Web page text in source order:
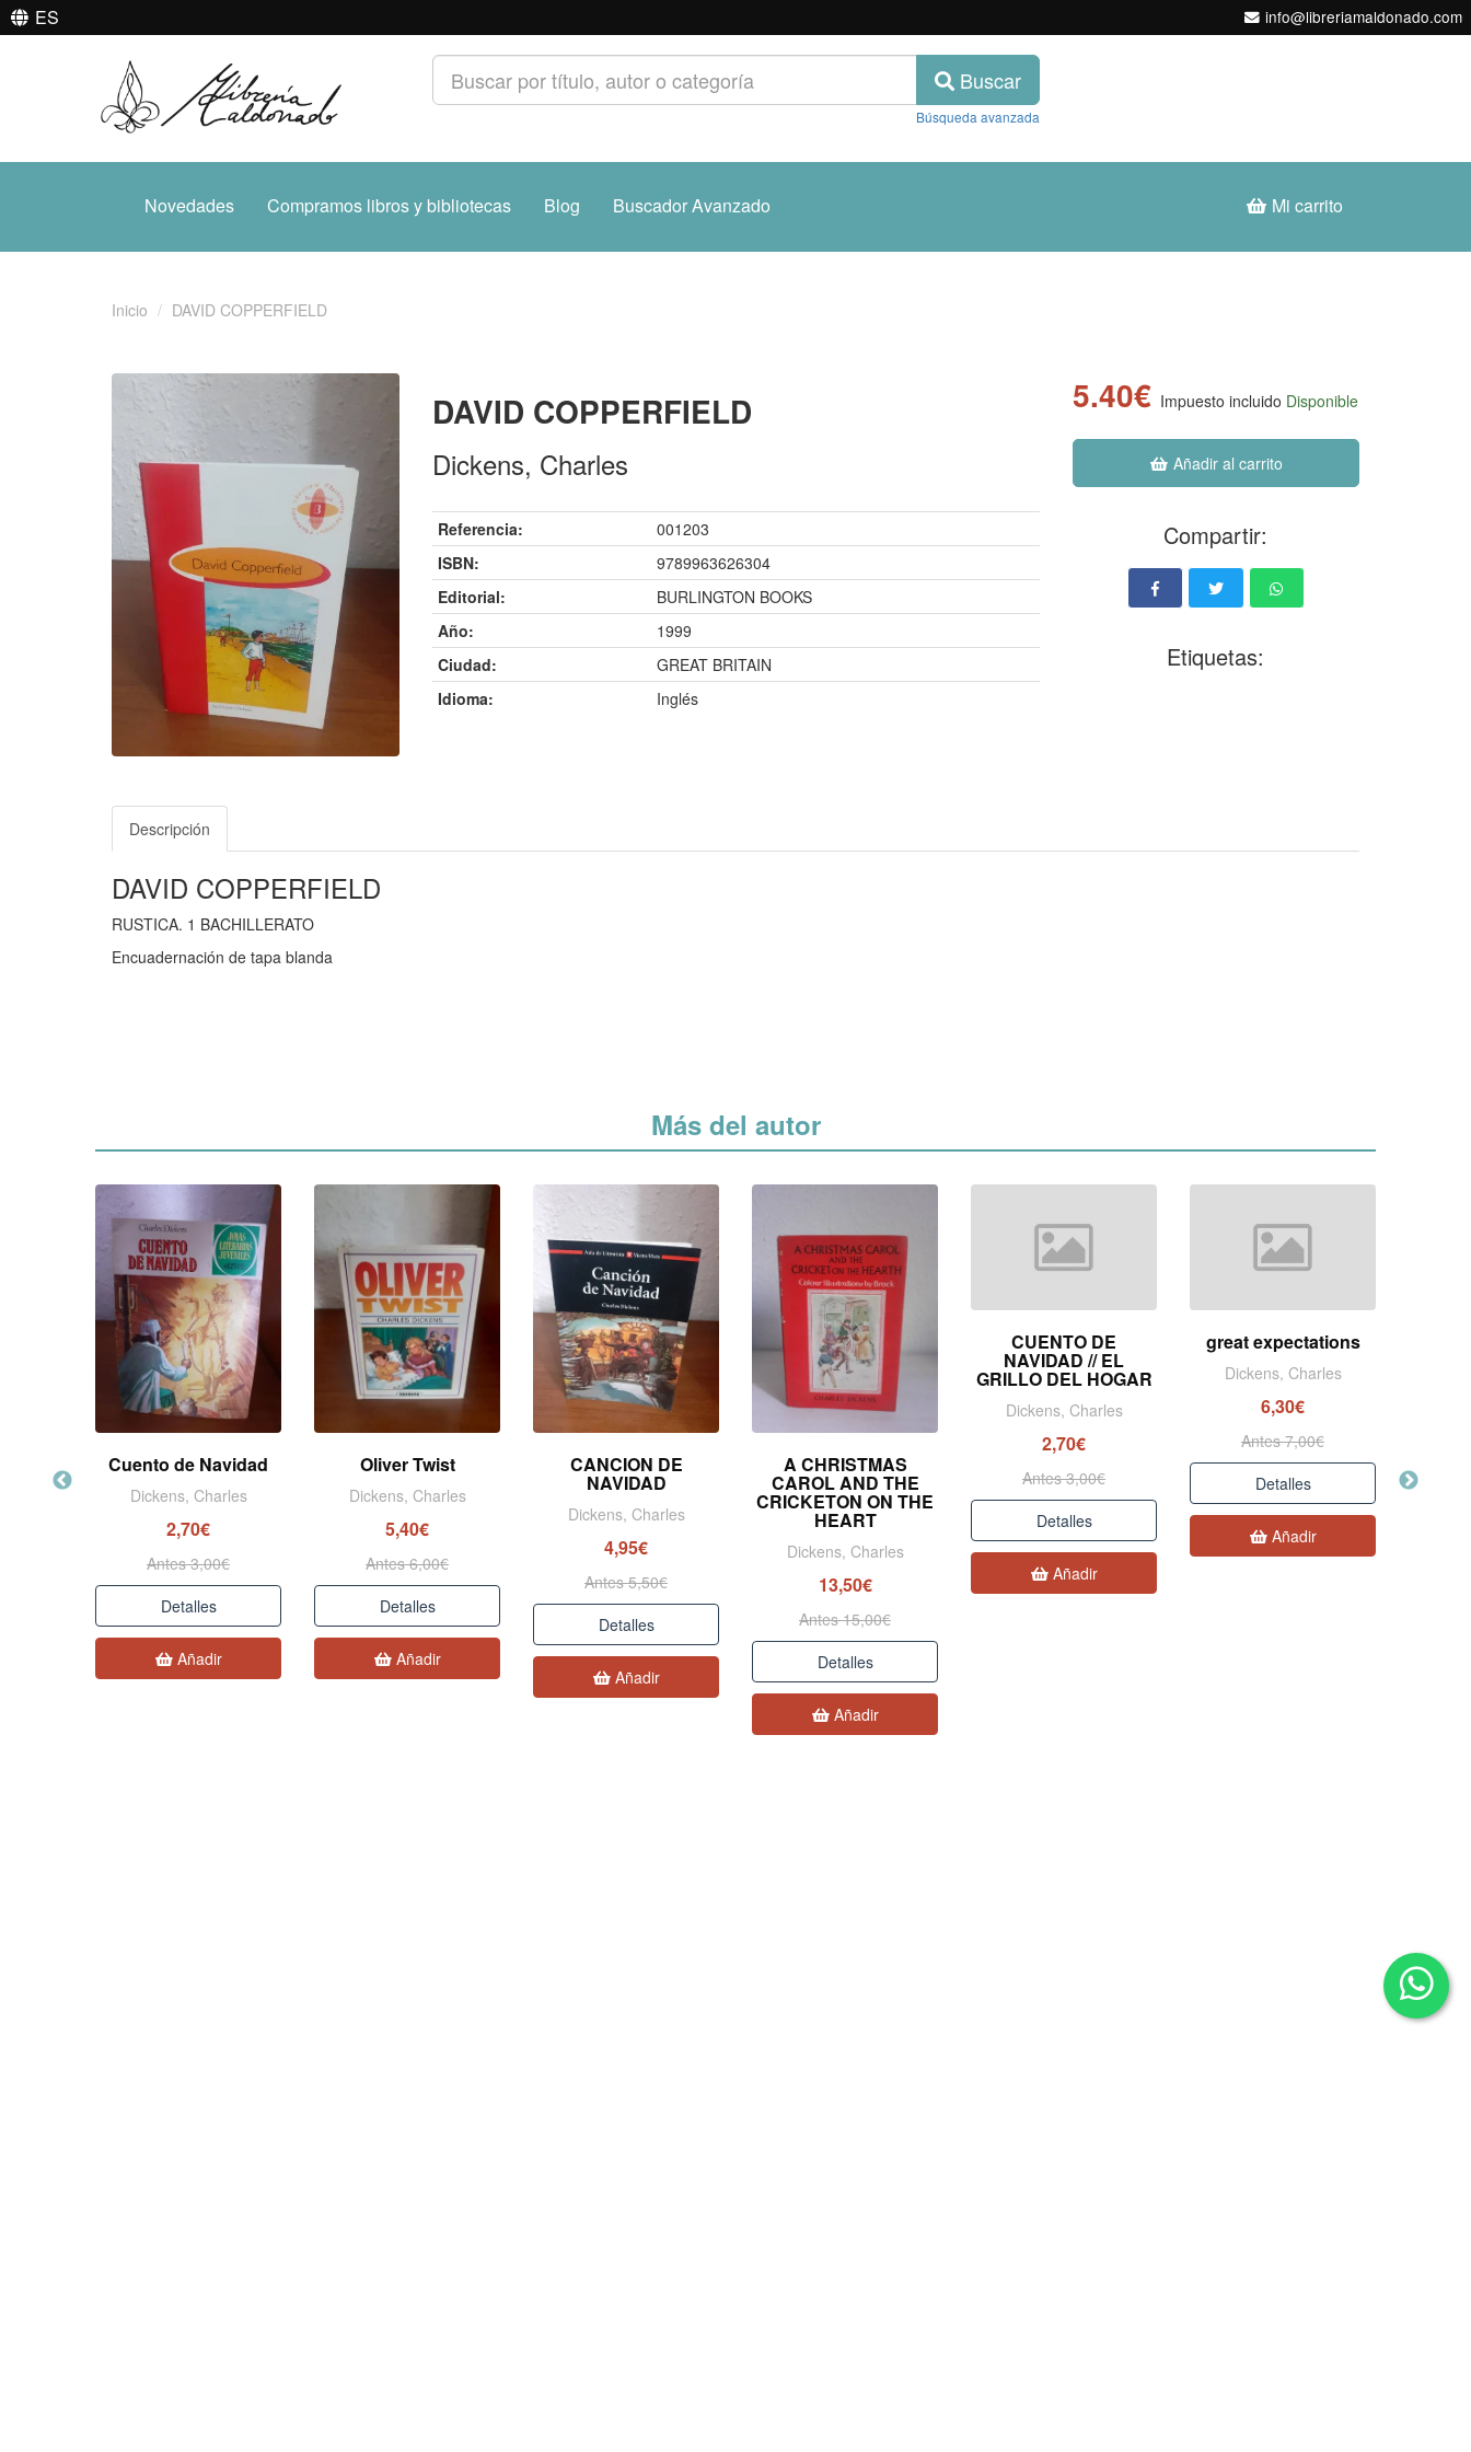
ES info@libreriamaldonado.com
Buscar
Búsqueda avanzada
Novedades Compramos libros y bibliotecas Blog Buscador Avanzado Mi carrito
Inicio DAVID COPPERFIELD
DAVID COPPERFIELD
Dickens, Charles
Referencia:
001203
ISBN:
9789963626304
Editorial:
BURLINGTON BOOKS
Año:
1999
Ciudad:
GREAT BRITAIN
Idioma:
Inglés
5.40€ Impuesto incluido Disponible
Añadir al carrito
Compartir:
Etiquetas:
Descripción
DAVID COPPERFIELD
RUSTICA. 1 BACHILLERATO
Encuadernación de tapa blanda
Más del autor
Cuento de Navidad
Dickens, Charles
2,70€
Antes 3,00€
Detalles
Añadir
Oliver Twist
Dickens, Charles
5,40€
Antes 6,00€
Detalles
Añadir
CANCION DE
NAVIDAD
Dickens, Charles
4,95€
Antes 5,50€
Detalles
Añadir
A CHRISTMAS
CAROL AND THE
CRICKETON ON THE
HEART
Dickens, Charles
13,50€
Antes 15,00€
Detalles
Añadir
CUENTO DE
NAVIDAD // EL
GRILLO DEL HOGAR
Dickens, Charles
2,70€
Antes 3,00€
Detalles
Añadir
great expectations
Dickens, Charles
6,30€
Antes 7,00€
Detalles
Añadir